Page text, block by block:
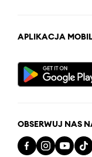
APLIKACJA
OBSERWUJ NAS